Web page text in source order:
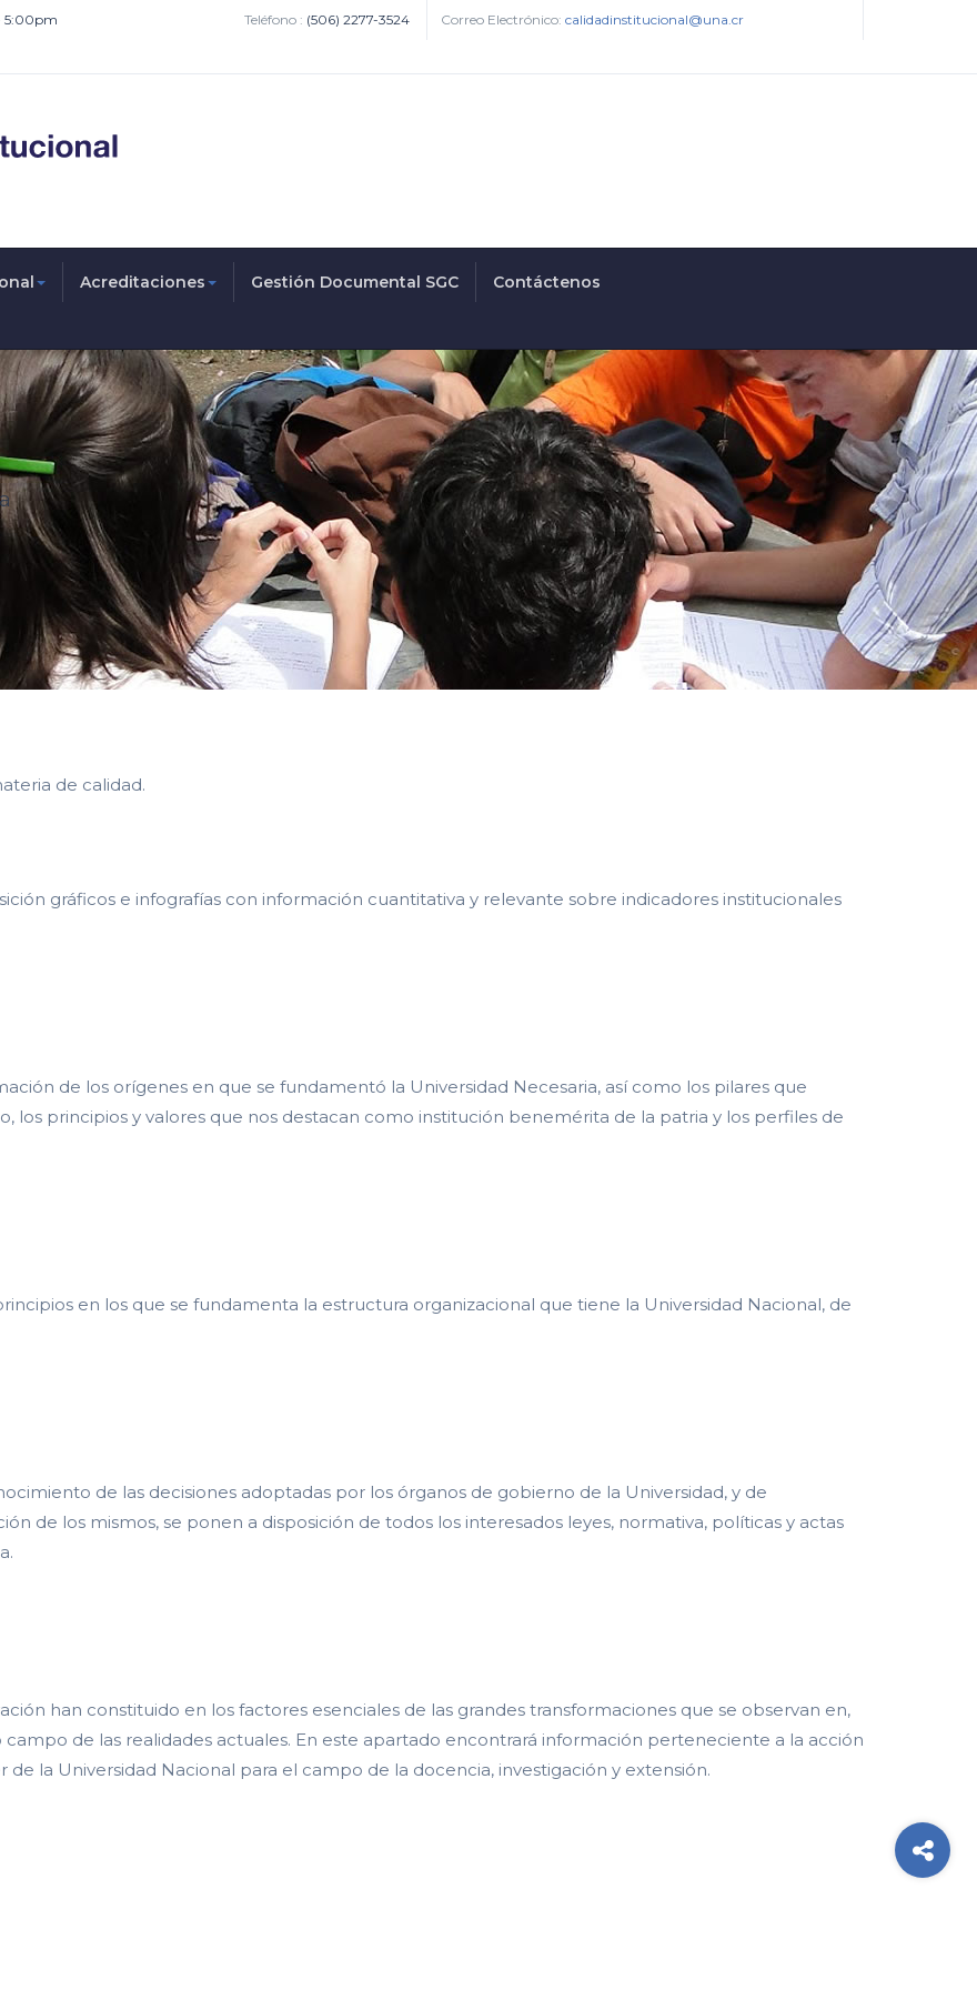
5:00pm Teléfono : (506) 2277-3524 Correo Electrónico: calidadinstitucional@una.cr
Acreditaciones Gestión Documental SGC Contáctenos
de calidad.
gráficos e infografías con información cuantitativa y relevante sobre indicadores institucionales
de los orígenes en que se fundamentó la Universidad Necesaria, así como los pilares que
los principios y valores que nos destacan como institución benemérita de la patria y los perfiles de
en los que se fundamenta la estructura organizacional que tiene la Universidad Nacional, de
de las decisiones adoptadas por los órganos de gobierno de la Universidad, y de
de los mismos, se ponen a disposición de todos los interesados leyes, normativa, políticas y actas
han constituido en los factores esenciales de las grandes transformaciones que se observan en,
de las realidades actuales. En este apartado encontrará información perteneciente a la acción
de la Universidad Nacional para el campo de la docencia, investigación y extensión.